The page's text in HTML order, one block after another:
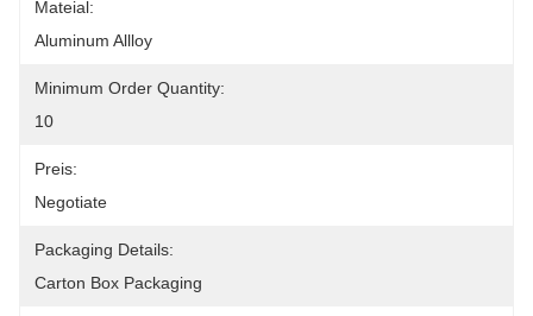
Mateial:
Aluminum Allloy
Minimum Order Quantity:
10
Preis:
Negotiate
Packaging Details:
Carton Box Packaging